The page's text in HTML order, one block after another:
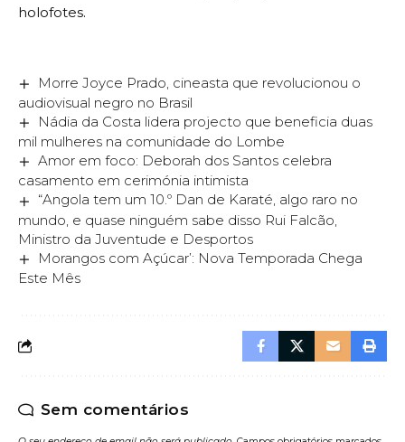
holofotes.
Morre Joyce Prado, cineasta que revolucionou o
audiovisual negro no Brasil
Nádia da Costa lidera projecto que beneficia duas
mil mulheres na comunidade do Lombe
Amor em foco: Deborah dos Santos celebra
casamento em cerimónia intimista
“Angola tem um 10.º Dan de Karaté, algo raro no
mundo, e quase ninguém sabe disso Rui Falcão,
Ministro da Juventude e Desportos
Morangos com Açúcar’: Nova Temporada Chega
Este Mês
Sem comentários